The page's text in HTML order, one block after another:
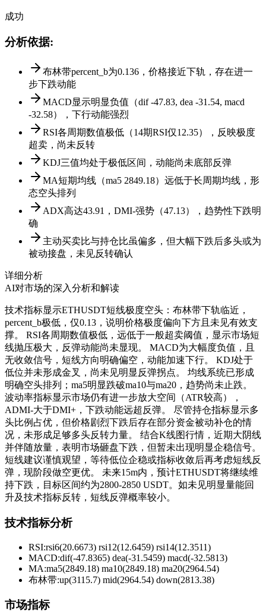
成功
分析依据:
布林带percent_b为0.136，价格接近下轨，存在进一
步下跌动能
MACD显示明显负值（dif -47.83, dea -31.54, macd
-32.58），下行动能强烈
RSI各周期数值极低（14期RSI仅12.35），反映极度
超卖，尚未反转
KDJ三值均处于极低区间，动能尚未底部反弹
MA短期均线（ma5 2849.18）远低于长周期均线，形
态空头排列
ADX高达43.91，DMI-强势（47.13），趋势性下跌明
确
主动买卖比与持仓比虽偏多，但大幅下跌后多头或为
被动接盘，未见反转确认
详细分析
AI对市场的深入分析和解读
技术指标显示ETHUSDT短线极度空头：布林带下轨临近，
percent_b极低，仅0.13，说明价格极度偏向下方且未见有效支
撑。 RSI各周期数值极低，远低于一般超卖阈值，显示市场短
线抛压极大，反弹动能尚未显现。 MACD为大幅度负值，且
无收敛信号，短线方向明确偏空，动能加速下行。 KDJ处于
低位并未形成金叉，尚未见明显反弹拐点。 均线系统已形成
明确空头排列；ma5明显跌破ma10与ma20，趋势尚未止跌。
波动率指标显示市场仍有进一步放大空间（ATR较高），
ADMI-大于DMI+，下跌动能远超反弹。 尽管持仓指标显示多
头比例占优，但价格剧烈下跌后存在部分资金被动补仓的情
况，未形成足够多头反转力量。 结合K线图行情，近期大阴线
并伴随放量，表明市场砸盘下跌，但暂未出现明显企稳信号。
短线建议谨慎观望，等待低位企稳或指标收敛后再考虑短线反
弹，现阶段做空更优。 未来15m内，预计ETHUSDT将继续维
持下跌，目标区间约为2800-2850 USDT。如未见明显量能回
升及技术指标反转，短线反弹概率较小。
技术指标分析
RSI:rsi6(20.6673) rsi12(12.6459) rsi14(12.3511)
MACD:dif(-47.8365) dea(-31.5459) macd(-32.5813)
MA:ma5(2849.18) ma10(2849.18) ma20(2964.54)
布林带:up(3115.7) mid(2964.54) down(2813.38)
市场指标